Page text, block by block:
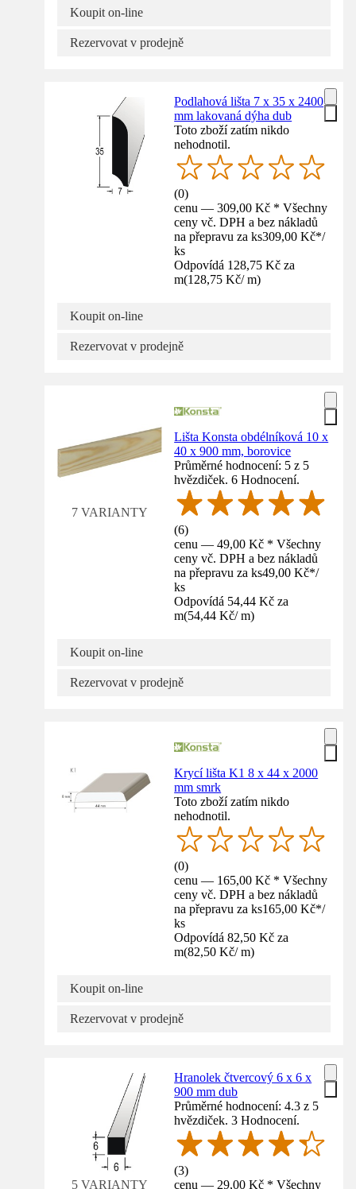
Koupit on-line
Rezervovat v prodejně
Podlahová lišta 7 x 35 x 2400
mm lakovaná dýha dub
Toto zboží zatím nikdo
nehodnotil.
(0)
cenu — 309,00 Kč * Všechny
ceny vč. DPH a bez nákladů
na přepravu za ks309,00 Kč*/
ks
Odpovídá 128,75 Kč za
m(128,75 Kč/ m)
Koupit on-line
Rezervovat v prodejně
7 VARIANTY
Lišta Konsta obdélníková 10 x
40 x 900 mm, borovice
Průměrné hodnocení: 5 z 5
hvězdiček. 6 Hodnocení.
(6)
cenu — 49,00 Kč * Všechny
ceny vč. DPH a bez nákladů
na přepravu za ks49,00 Kč*/
ks
Odpovídá 54,44 Kč za
m(54,44 Kč/ m)
Koupit on-line
Rezervovat v prodejně
Krycí lišta K1 8 x 44 x 2000
mm smrk
Toto zboží zatím nikdo
nehodnotil.
(0)
cenu — 165,00 Kč * Všechny
ceny vč. DPH a bez nákladů
na přepravu za ks165,00 Kč*/
ks
Odpovídá 82,50 Kč za
m(82,50 Kč/ m)
Koupit on-line
Rezervovat v prodejně
5 VARIANTY
Hranolek čtvercový 6 x 6 x
900 mm dub
Průměrné hodnocení: 4.3 z 5
hvězdiček. 3 Hodnocení.
(3)
cenu — 29,00 Kč * Všechny